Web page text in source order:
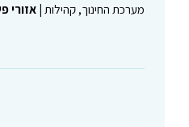
מערכת החינוך, קהילות | אזורי